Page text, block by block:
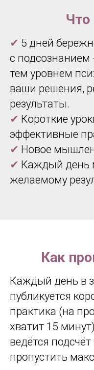
Что
✔ 5 дней
с подсознанием
тем уровнем
ваши решения,
результаты.
✔ Короткие
эффективные
✔ Новое
✔ Каждый день
желаемому
Как
Каждый день в
публикуется
практика (на
хватит 15
ведётся
пропустить